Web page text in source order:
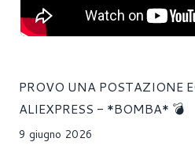
PROVO UNA POSTAZIONE
ALIEXPRESS - *BOMBA* 💣
9 giugno 2026